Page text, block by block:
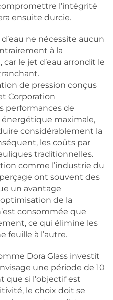
l’intégrité
ensuite durcie.
ne nécessite aucun
à la
le jet d’eau arrondit le
de pression conçus
Corporation
performances de
maximale,
considérablement la
les coûts par
traditionnelles.
comme l’industrie du
ont souvent des
un avantage
de la
consommée que
ce qui élimine les
feuille à l’autre.
Dora Glass investit
une période de 10
que si l’objectif est
le choix doit se